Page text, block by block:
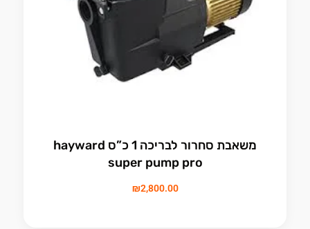
משאבת סחרור לבריכה 1 כ”ס hayward
super pump pro
₪2,800.00